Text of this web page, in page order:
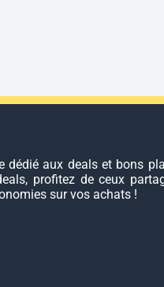
dédié aux deals et bons
profitez de ceux
sur vos achats !